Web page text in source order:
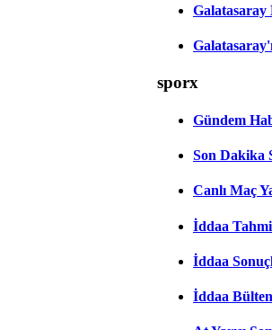
Galatasaray
sporx
Gündem
Son Dakika
Canlı Maç
İddaa
İddaa
İddaa